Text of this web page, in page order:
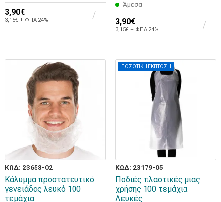
3,90€
3,15€ + ΦΠΑ 24%
Άμεσα
3,90€
3,15€ + ΦΠΑ 24%
ΚΩΔ: 23658-02
Κάλυμμα προστατευτικό
γενειάδας λευκό 100
τεμάχια
ΠΟΣΟΤΙΚΗ ΕΚΠΤΩΣΗ
ΚΩΔ: 23179-05
Ποδιές πλαστικές μιας
χρήσης 100 τεμάχια
Λευκές